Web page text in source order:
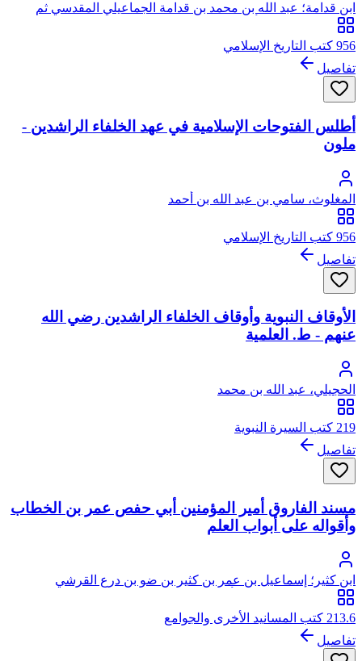
ابن قدامة؛ عبد الله بن محمد بن قدامة الجماعيلي المقدسي ثم
الدمشقي الحنبلي، أبو محمد، موفق الدين
956 كتب التاريخ الإسلامي
تفاصيل
أطلس الفتوحات الإسلامية في عهد الخلفاء الراشدين -
ملون
المغلوث، سامي بن عبد الله بن أحمد
956 كتب التاريخ الإسلامي
تفاصيل
الأوقاف النبوية وأوقاف الخلفاء الراشدين رضي الله
عنهم - ط. العلمية
الحجيلي، عبد الله بن محمد
219 كتب السيرة النبوية
تفاصيل
مسند الفاروق أمير المؤمنين أبي حفص عمر بن الخطاب
وأقواله على أبواب العلم
ابن كثير؛ إسماعيل بن عمر بن كثير بن ضو بن درع القرشي
البصروي ثم الدمشقي، أبو الفداء، عماد الدين
213.6 كتب المسانيد الأخرى والجوامع
تفاصيل